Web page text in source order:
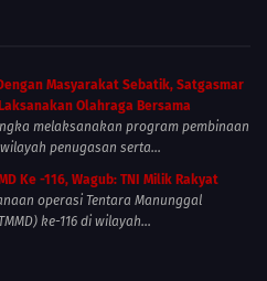
Masyarakat Sebatik, Satgasmar
Olahraga Bersama
melaksanakan program pembinaan
penugasan serta...
Ke -116, Wagub: TNI Milik Rakyat
operasi Tentara Manunggal
ke-116 di wilayah...